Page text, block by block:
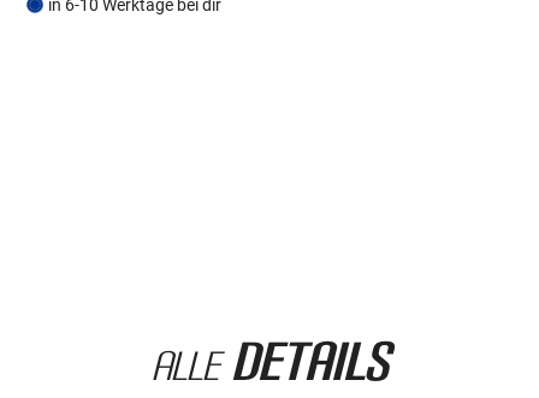
in 6-10 Werktage bei dir
Alle Details